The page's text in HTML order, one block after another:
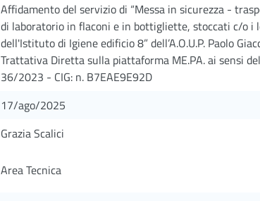
Affidamento del servizio di “Messa in sicurezza -
di laboratorio in flaconi e in bottigliette, stoccati c/o i
dell'Istituto di Igiene edificio 8” dell’A.O.U.P. Paolo
Trattativa Diretta sulla piattaforma ME.PA. ai sensi
36/2023 - CIG: n. B7EAE9E92D
17/ago/2025
Grazia Scalici
Area Tecnica